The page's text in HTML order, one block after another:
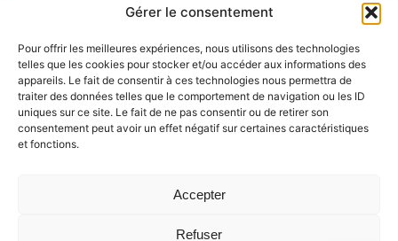
Gérer le consentement
Pour offrir les meilleures expériences, nous utilisons des technologies
telles que les cookies pour stocker et/ou accéder aux informations des
appareils. Le fait de consentir à ces technologies nous permettra de
traiter des données telles que le comportement de navigation ou les ID
uniques sur ce site. Le fait de ne pas consentir ou de retirer son
consentement peut avoir un effet négatif sur certaines caractéristiques
et fonctions.
Accepter
Refuser
Nos coordonnés
+689 87 33 19 76
Formulaire de contact
b
o
k
b
o
k
-
m
e
s
s
e
s
a
p